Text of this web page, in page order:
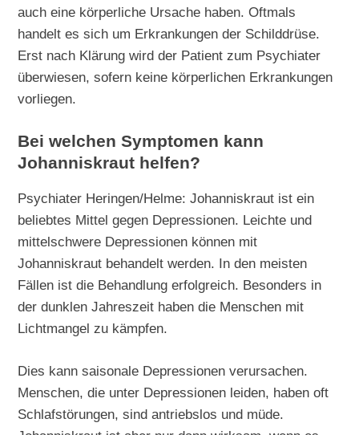
auch eine körperliche Ursache haben. Oftmals
handelt es sich um Erkrankungen der Schilddrüse.
Erst nach Klärung wird der Patient zum Psychiater
überwiesen, sofern keine körperlichen Erkrankungen
vorliegen.
Bei welchen Symptomen kann
Johanniskraut helfen?
Psychiater Heringen/Helme: Johanniskraut ist ein
beliebtes Mittel gegen Depressionen. Leichte und
mittelschwere Depressionen können mit
Johanniskraut behandelt werden. In den meisten
Fällen ist die Behandlung erfolgreich. Besonders in
der dunklen Jahreszeit haben die Menschen mit
Lichtmangel zu kämpfen.
Dies kann saisonale Depressionen verursachen.
Menschen, die unter Depressionen leiden, haben oft
Schlafstörungen, sind antriebslos und müde.